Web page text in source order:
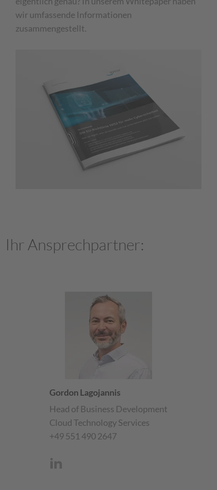
wir umfassende Informationen
zusammengestellt.
Ihr Ansprechpartner:
Gordon Lagojannis
Head of Business Development
Cloud Technology Services
+49 551 490 2647